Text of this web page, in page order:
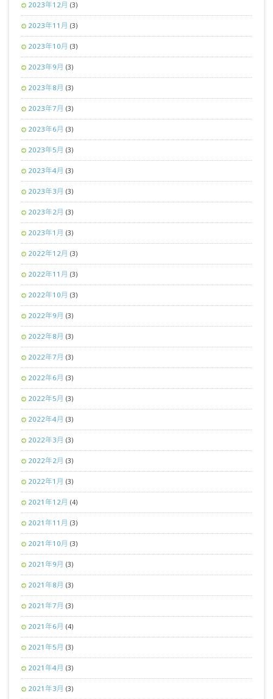
2023年12月 (3)
2023年11月 (3)
2023年10月 (3)
2023年9月 (3)
2023年8月 (3)
2023年7月 (3)
2023年6月 (3)
2023年5月 (3)
2023年4月 (3)
2023年3月 (3)
2023年2月 (3)
2023年1月 (3)
2022年12月 (3)
2022年11月 (3)
2022年10月 (3)
2022年9月 (3)
2022年8月 (3)
2022年7月 (3)
2022年6月 (3)
2022年5月 (3)
2022年4月 (3)
2022年3月 (3)
2022年2月 (3)
2022年1月 (3)
2021年12月 (4)
2021年11月 (3)
2021年10月 (3)
2021年9月 (3)
2021年8月 (3)
2021年7月 (3)
2021年6月 (4)
2021年5月 (3)
2021年4月 (3)
2021年3月 (3)